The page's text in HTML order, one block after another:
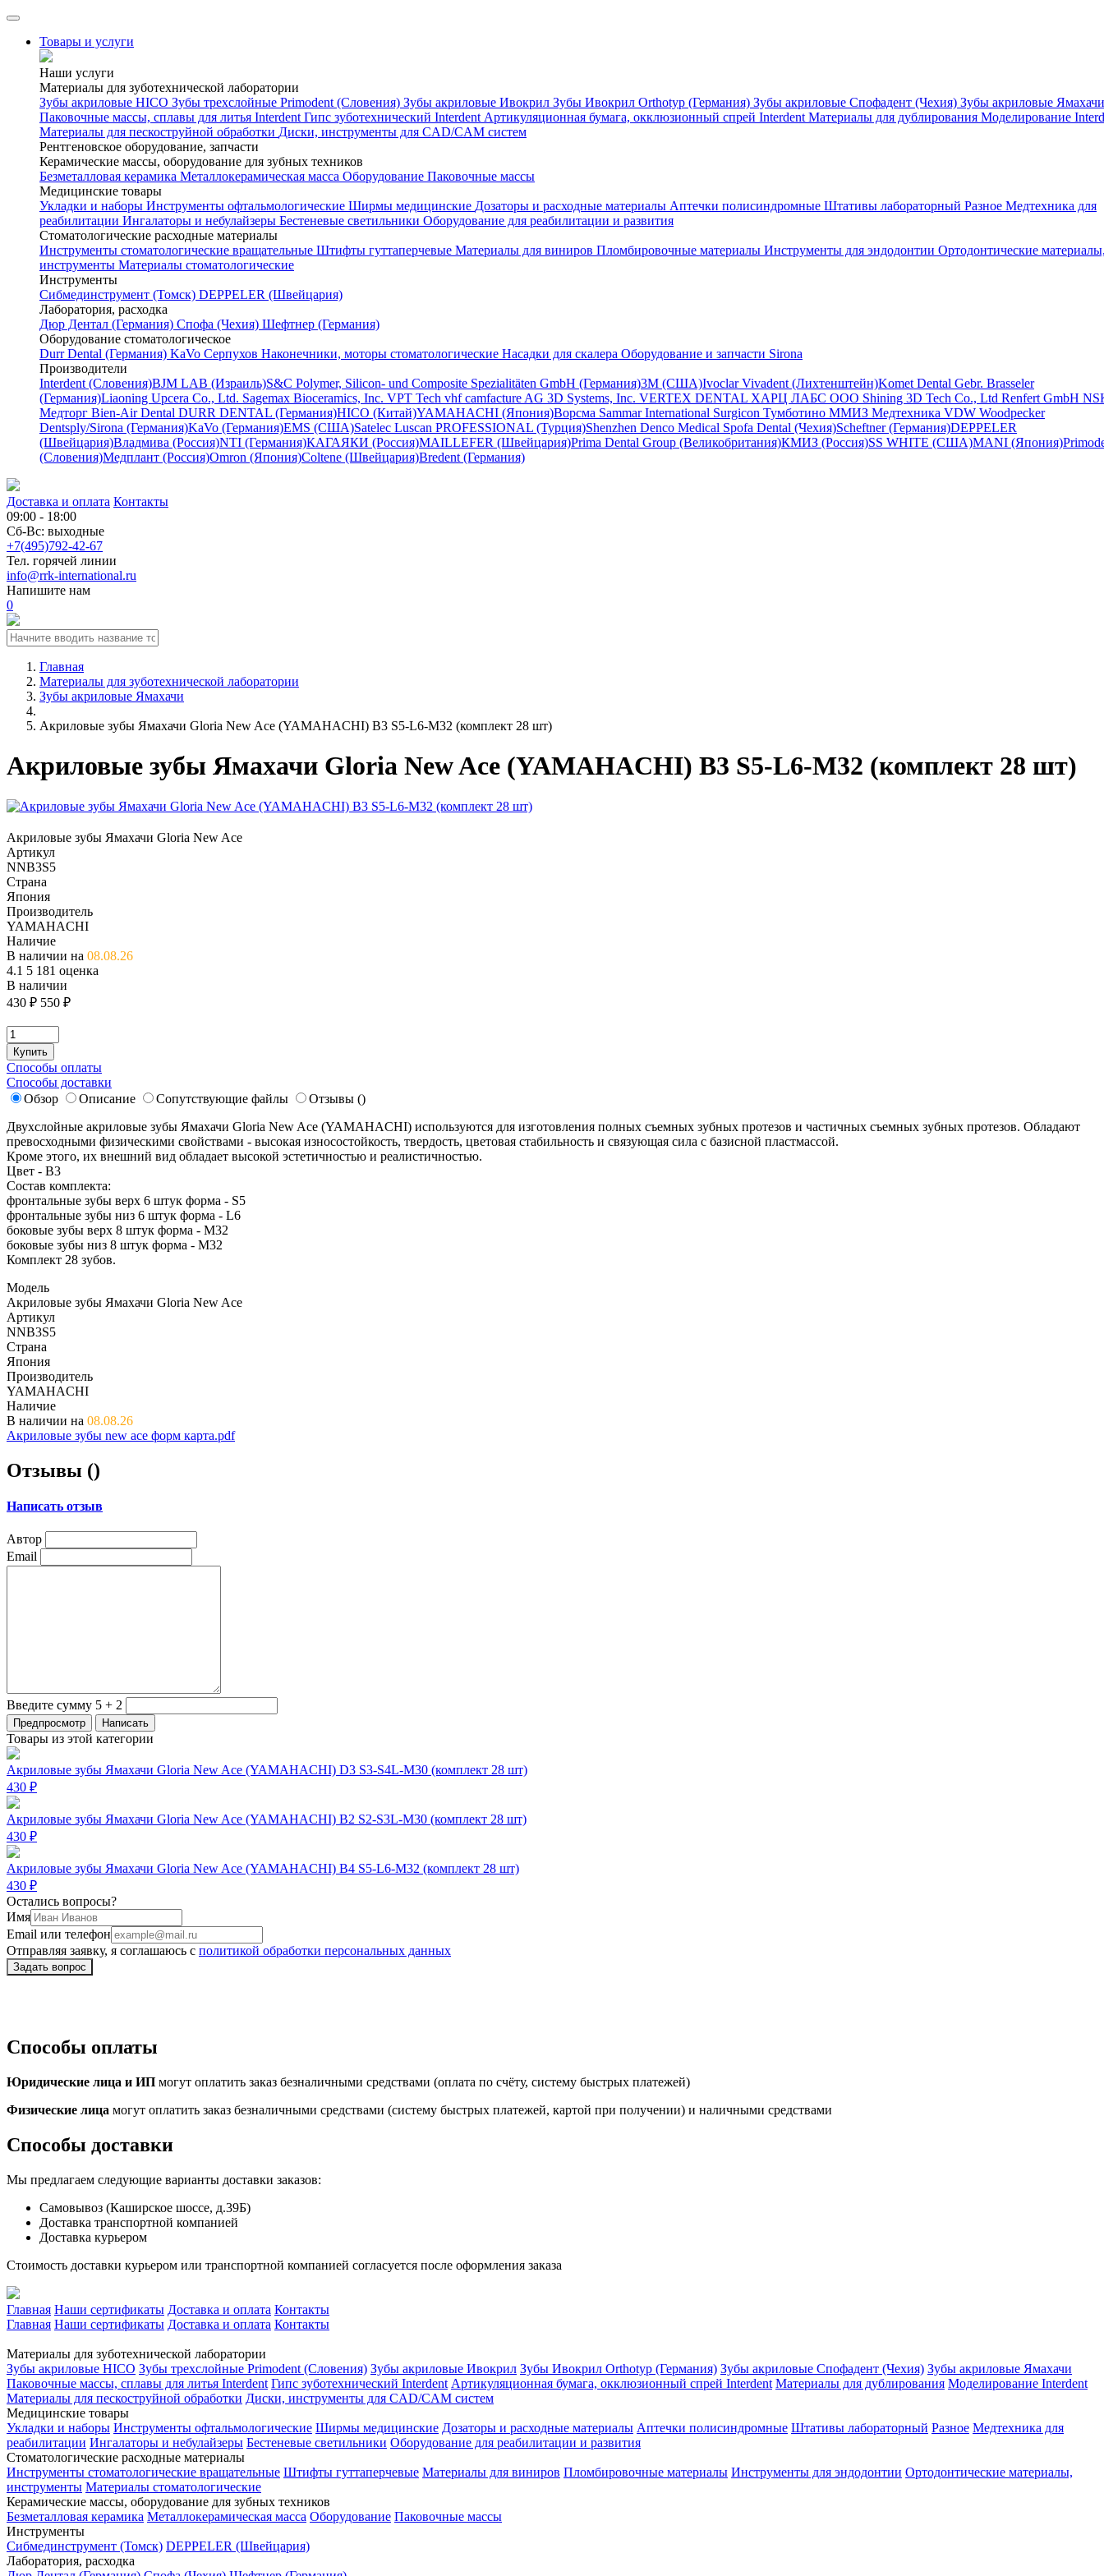
Товары и услуги
Наши услуги
Материалы для зуботехнической лаборатории
Зубы акриловые HICO Зубы трехслойные Primodent (Словения) Зубы акриловые Ивокрил Зубы Ивокрил Orthotyp (Германия) Зубы акриловые Спофадент (Чехия) Зубы акриловые Ямахачи
Паковочные массы, сплавы для литья Interdent Гипс зуботехнический Interdent Артикуляционная бумага, окклюзионный спрей Interdent Материалы для дублирования Моделирование
Материалы для пескоструйной обработки Диски, инструменты для CAD/CAM систем
Рентгеновское оборудование, запчасти
Керамические массы, оборудование для зубных техников
Безметалловая керамика Металлокерамическая масса Оборудование Паковочные массы
Медицинские товары
Укладки и наборы Инструменты офтальмологические Ширмы медицинские Дозаторы и расходные материалы Аптечки полисиндромные Штативы лабораторный Разное Медтехника для
реабилитации Ингалаторы и небулайзеры Бестеневые светильники Оборудование для реабилитации и развития
Стоматологические расходные материалы
Инструменты стоматологические вращательные Штифты гуттаперчевые Материалы для виниров Пломбировочные материалы Инструменты для эндодонтии Ортодонтические
инструменты Материалы стоматологические
Инструменты
Cибмединструмент (Томск) DEPPELER (Швейцария)
Лаборатория, расходка
Дюр Дентал (Германия) Спофа (Чехия) Шефтнер (Германия)
Оборудование стоматологическое
Durr Dental (Германия) KaVo Серпухов Наконечники, моторы стоматологические Насадки для скалера Оборудование и запчасти Sirona
Производители
Interdent (Словения)BJM LAB (Израиль)S&C Polymer, Silicon- und Composite Spezialitäten GmbH (Германия)3M (США)Ivoclar Vivadent (Лихтенштейн)Komet Dental Gebr. Brasseler
(Германия)Liaoning Upcera Co., Ltd. Sagemax Bioceramics, Inc. VPT Tech vhf camfacture AG 3D Systems, Inc. VERTEX DENTAL ХАРЦ ЛАБС ООО Shining 3D Tech Co., Ltd Renfert GmbH
Медторг Bien-Air Dental DURR DENTAL (Германия)HICO (Китай)YAMAHACHI (Япония)Ворсма Sammar International Surgicon Тумботино ММИЗ Медтехника VDW Woodpecker
Dentsply/Sirona (Германия)KaVo (Германия)EMS (США)Satelec Luscan PROFESSIONAL (Турция)Shenzhen Denco Medical Spofa Dental (Чехия)Scheftner (Германия)DEPPELER
(Швейцария)Владмива (Россия)NTI (Германия)КАГАЯКИ (Россия)MAILLEFER (Швейцария)Prima Dental Group (Великобритания)КМИЗ (Россия)SS WHITE (США)MANI (Япония)
(Словения)Медплант (Россия)Omron (Япония)Coltene (Швейцария)Bredent (Германия)
Доставка и оплата Контакты
09:00 - 18:00
Сб-Вс: выходные
+7(495)792-42-67
Тел. горячей линии
info@rrk-international.ru
Напишите нам
0
Главная
Материалы для зуботехнической лаборатории
Зубы акриловые Ямахачи
Акриловые зубы Ямахачи Gloria New Ace (YAMAHACHI) B3 S5-L6-M32 (комплект 28 шт)
Акриловые зубы Ямахачи Gloria New Ace (YAMAHACHI) B3 S5-L6-M32 (комплект 28 шт)
Акриловые зубы Ямахачи Gloria New Ace
Артикул
NNB3S5
Страна
Япония
Производитель
YAMAHACHI
Наличие
В наличии на 08.08.26
4.1 5 181 оценка
В наличии
430 ₽ 550 ₽
Купить
Способы оплаты
Способы доставки
Обзор
Описание Сопутствующие файлы Отзывы ()
Двухслойные акриловые зубы Ямахачи Gloria New Ace (YAMAHACHI) используются для изготовления полных съемных зубных протезов и частичных съемных зубных протезов. Обладают
превосходными физическими свойствами - высокая износостойкость, твердость, цветовая стабильность и связующая сила с базисной пластмассой.
Кроме этого, их внешний вид обладает высокой эстетичностью и реалистичностью.
Цвет - B3
Состав комплекта:
фронтальные зубы верх 6 штук форма - S5
фронтальные зубы низ 6 штук форма - L6
боковые зубы верх 8 штук форма - M32
боковые зубы низ 8 штук форма - M32
Комплект 28 зубов.
Модель
Акриловые зубы Ямахачи Gloria New Ace
Артикул
NNB3S5
Страна
Япония
Производитель
YAMAHACHI
Наличие
В наличии на 08.08.26
Акриловые зубы new ace форм карта.pdf
Отзывы ()
Написать отзыв
Автор
Email
Введите сумму 5 + 2
Товары из этой категории
Акриловые зубы Ямахачи Gloria New Ace (YAMAHACHI) D3 S3-S4L-M30 (комплект 28 шт)
430 ₽
Акриловые зубы Ямахачи Gloria New Ace (YAMAHACHI) B2 S2-S3L-M30 (комплект 28 шт)
430 ₽
Акриловые зубы Ямахачи Gloria New Ace (YAMAHACHI) B4 S5-L6-M32 (комплект 28 шт)
430 ₽
Остались вопросы?
Имя
Email или телефон
Отправляя заявку, я соглашаюсь с политикой обработки персональных данных
Способы оплаты
Юридические лица и ИП могут оплатить заказ безналичными средствами (оплата по счёту, систему быстрых платежей)
Физические лица могут оплатить заказ безналичными средствами (систему быстрых платежей, картой при получении) и наличными средствами
Способы доставки
Мы предлагаем следующие варианты доставки заказов:
Самовывоз (Каширское шоссе, д.39Б)
Доставка транспортной компанией
Доставка курьером
Стоимость доставки курьером или транспортной компанией согласуется после оформления заказа
Главная Наши сертификаты Доставка и оплата Контакты
Главная Наши сертификаты Доставка и оплата Контакты
Материалы для зуботехнической лаборатории
Зубы акриловые HICO Зубы трехслойные Primodent (Словения) Зубы акриловые Ивокрил Зубы Ивокрил Orthotyp (Германия) Зубы акриловые Спофадент (Чехия) Зубы акриловые Ямахачи
Паковочные массы, сплавы для литья Interdent Гипс зуботехнический Interdent Артикуляционная бумага, окклюзионный спрей Interdent Материалы для дублирования Моделирование Interdent
Материалы для пескоструйной обработки Диски, инструменты для CAD/CAM систем
Медицинские товары
Укладки и наборы Инструменты офтальмологические Ширмы медицинские Дозаторы и расходные материалы Аптечки полисиндромные Штативы лабораторный Разное Медтехника для
реабилитации Ингалаторы и небулайзеры Бестеневые светильники Оборудование для реабилитации и развития
Стоматологические расходные материалы
Инструменты стоматологические вращательные Штифты гуттаперчевые Материалы для виниров Пломбировочные материалы Инструменты для эндодонтии Ортодонтические материалы,
инструменты Материалы стоматологические
Керамические массы, оборудование для зубных техников
Безметалловая керамика Металлокерамическая масса Оборудование Паковочные массы
Инструменты
Cибмединструмент (Томск) DEPPELER (Швейцария)
Лаборатория, расходка